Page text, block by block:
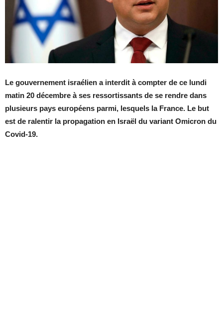
Le gouvernement israélien a interdit à compter de ce lundi
matin 20 décembre à ses ressortissants de se rendre dans
plusieurs pays européens parmi, lesquels la France. Le but
est de ralentir la propagation en Israël du variant Omicron du
Covid-19.